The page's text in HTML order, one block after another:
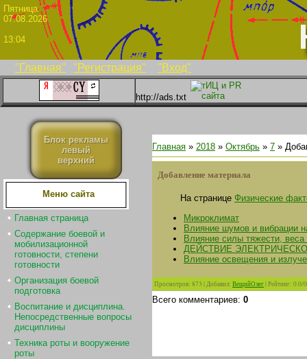
"Главная" "Регистрация" "Вход"
07.08.2026
13:04
http://ads.txt
Блок рекламы
левый
верхний
Меню сайта
Главная страница
Содержание боевой и
мобилизационной
готовности, степени
готовности
Организация боевой
подготовка
Воспитание и дисциплина.
Непосредственные вопросы
дисциплины
Техника роты и вооружение
роты
Главная » 2018 » Октябрь » 7 »
Добавление материала
На странице Физические
Микроклимат
Влияние шумов и вибрации
Влияние силы тяжести,
ДЕЙСТВИЕ
Влияние освещения и
Просмотров: 873 |Добавил: ВещийОлег|Рейтинг: 0.0/0
Всего комментариев: 0